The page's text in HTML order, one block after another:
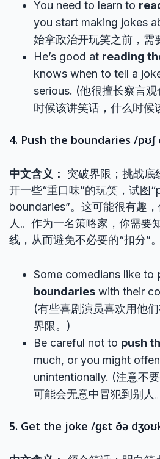
You need to learn to
you start making jokes
始拿政治开玩笑之前，需
He’s good at reading
knows when to tell a
serious. (他很擅长察言
时候该讲笑话，什么时候
4. Push the boundaries /pʊʃ
中文含义： 突破界限；挑战底
开一些“重口味”的玩笑，试图
boundaries”。这可能很有趣
人。作为一名策略家，你需要
线，从而避免不必要的“扣分”。
Some comedians like to
boundaries with their
(有些喜剧演员喜欢用他
界限。)
Be careful not to push
much, or you might
unintentionally. (注意不
可能会无意中冒犯到别人
5. Get the joke /ɡɛt ðə